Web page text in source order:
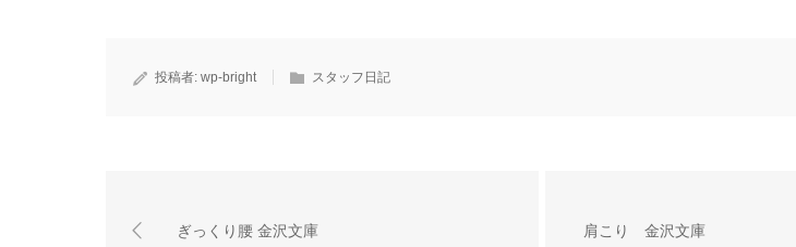
投稿者: wp-bright スタッフ日記
ぎっくり腰 金沢文庫 肩こり 金沢文庫